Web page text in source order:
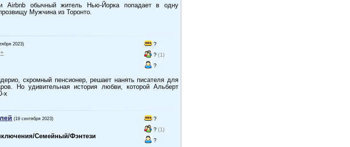
Airbnb обычный житель Нью-Йорка попадает в одну
Мужчина из Торонто.
?
? (1)
?
2023)
скромный пенсионер, решает нанять писателя для
Но удивительная история любви, которой Альберт
х
?
? (1)
?
(19 сентября 2023)
Семейный/Фэнтези